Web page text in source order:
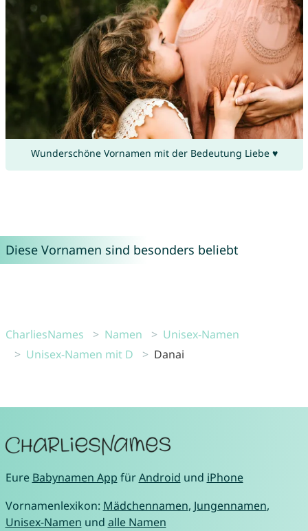
Wunderschöne Vornamen mit der Bedeutung Liebe ♥
Diese Vornamen sind besonders beliebt
CharliesNames Namen
Unisex-Namen
Unisex-Namen mit D
Danai
Eure Babynamen App fürAndroid und iPhone
Vornamenlexikon: Mädchennamen, Jungennamen,
Unisex-Namen und alle Namen